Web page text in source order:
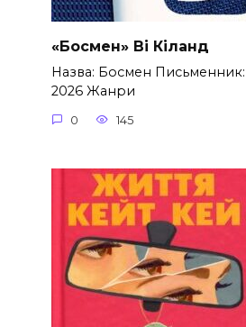
«Босмен» Ві Кіланд
Назва: Босмен Письменник:
2026 Жанри
0 145